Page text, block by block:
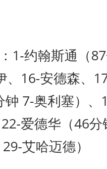
：1-约翰斯通（
、16-安德森、
7-奥利塞）、
爱德华（46
艾哈迈德）